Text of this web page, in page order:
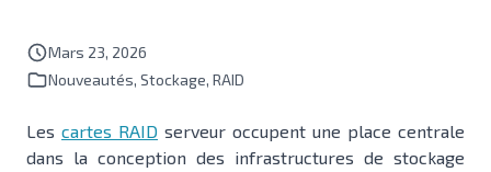
Mars 23, 2026
Nouveautés, Stockage, RAID
Les cartes RAID serveur occupent une place centrale
dans la conception des infrastructures de stockage